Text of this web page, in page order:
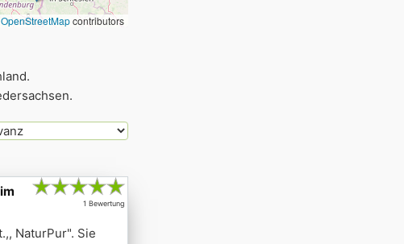
OpenStreetMapcontributors
★★★★★
1 Bewertung
NaturPur". Sie